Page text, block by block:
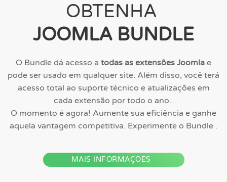
OBTENHA
JOOMLA BUNDLE
O Bundle dá acesso a todas as extensões Joomla e
pode ser usado em qualquer site. Além disso, você terá
acesso total ao suporte técnico e atualizações em
cada extensão por todo o ano.
O momento é agora! Aumente sua eficiência e ganhe
aquela vantagem competitiva. Experimente o Bundle .
MAIS INFORMAÇÕES